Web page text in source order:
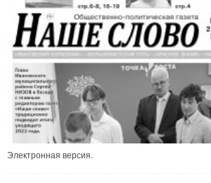
Электронная версия.